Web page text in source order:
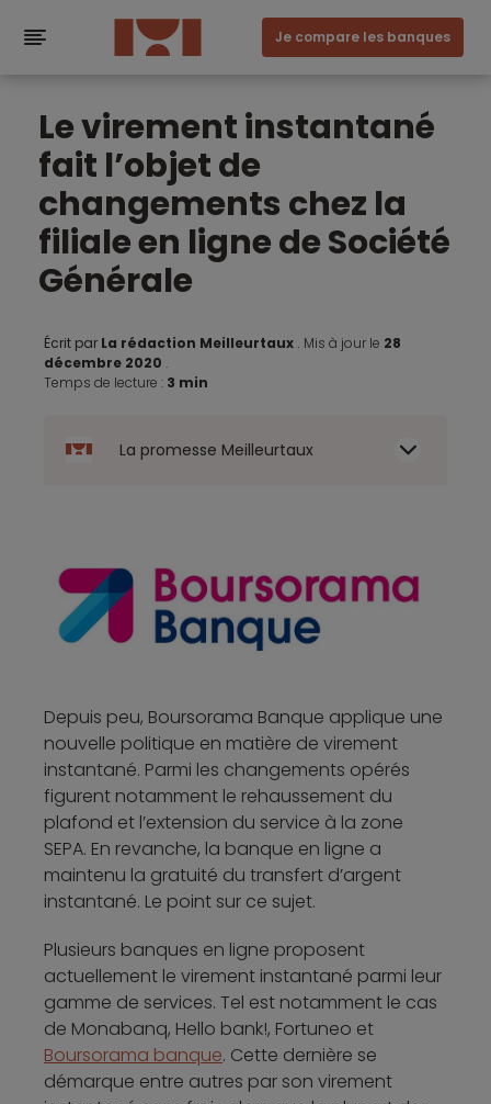
Je compare les banques
Le virement instantané
fait l’objet de
changements chez la
filiale en ligne de Société
Générale
Écrit par La rédaction Meilleurtaux . Mis à jour le 28
décembre 2020 .
Temps de lecture : 3 min
La promesse Meilleurtaux
Depuis peu, Boursorama Banque applique une
nouvelle politique en matière de virement
instantané. Parmi les changements opérés
figurent notamment le rehaussement du
plafond et l’extension du service à la zone
SEPA. En revanche, la banque en ligne a
maintenu la gratuité du transfert d’argent
instantané. Le point sur ce sujet.
Plusieurs banques en ligne proposent
actuellement le virement instantané parmi leur
gamme de services. Tel est notamment le cas
de Monabanq, Hello bank!, Fortuneo et
Boursorama banque. Cette dernière se
démarque entre autres par son virement